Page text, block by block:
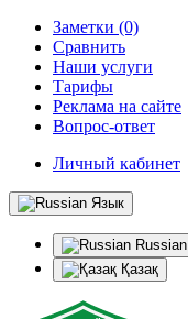
Заметки (0)
Сравнить
Наши услуги
Тарифы
Реклама на сайте
Вопрос-ответ
Личный кабинет
Язык
Russian
Қазақ